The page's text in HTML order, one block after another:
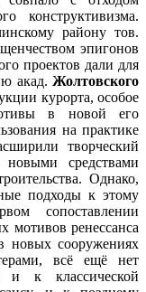
конструктивизма.
району тов.
эпигонов
проектов дали для
акад. Жолтовского
курорта, особое
в новой его
на практике
творческий
новыми средствами
Однако,
подходы к этому
сопоставлении
мотивов ренессанса
новых сооружениях
всё ещё нет
и к классической